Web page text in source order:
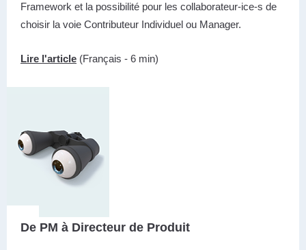
Framework et la possibilité pour les collaborateur-ice-s de
choisir la voie Contributeur Individuel ou Manager.
Lire l'article (Français - 6 min)
De PM à Directeur de Produit